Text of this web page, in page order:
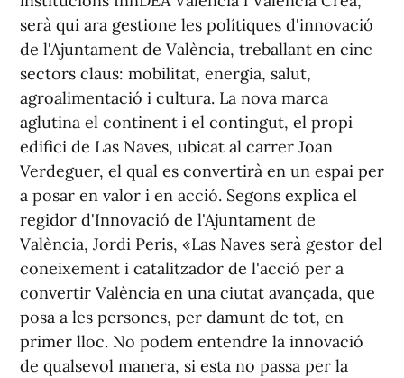
serà qui ara gestione les polítiques d'innovació
de l'Ajuntament de València, treballant en cinc
sectors claus: mobilitat, energia, salut,
agroalimentació i cultura. La nova marca
aglutina el continent i el contingut, el propi
edifici de Las Naves, ubicat al carrer Joan
Verdeguer, el qual es convertirà en un espai per
a posar en valor i en acció. Segons explica el
regidor d'Innovació de l'Ajuntament de
València, Jordi Peris, «Las Naves serà gestor del
coneixement i catalitzador de l'acció per a
convertir València en una ciutat avançada, que
posa a les persones, per damunt de tot, en
primer lloc. No podem entendre la innovació
de qualsevol manera, si esta no passa per la